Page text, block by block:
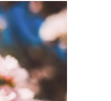
イスを参考にし